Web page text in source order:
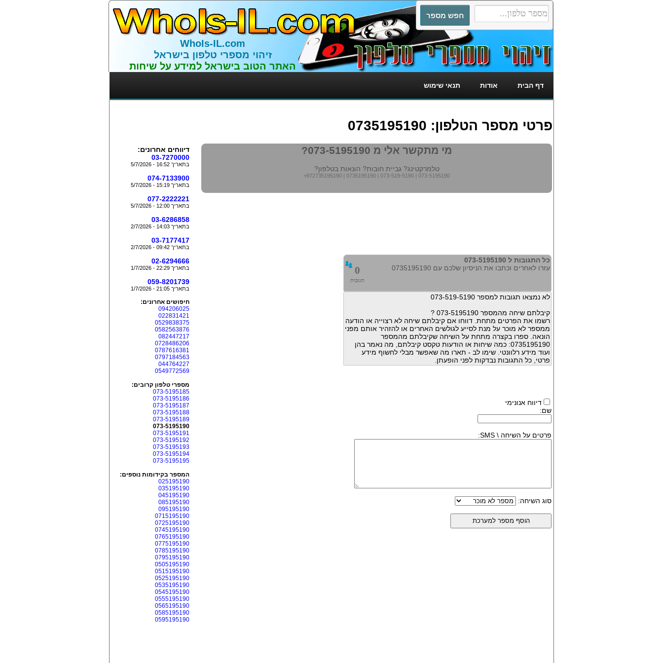
WhoIs-IL.com
זיהוי מספרי טלפון בישראל
האתר הטוב בישראל למידע על שיחות
דף הבית אודות תנאי שימוש
פרטי מספר הטלפון: 0735195190
מי מתקשר אלי מ 073-5195190?
טלמרקטינג? גביית חובות? הונאות בטלפון?
+972735195190 | 0735195190 | 073-519-5190 | 073-5195190
0
תגובות
כל התגובות ל 073-5195190
עזרו לאחרים וכתבו את הניסיון שלכם עם 0735195190
לא נמצאו תגובות למספר 073-519-5190
קיבלתם שיחה מהמספר 073-5195190 ?
רשמו את הפרטים מתחת. דווחו אם קיבלתם שיחה לא רצוייה או הודעה
ממספר לא מוכר על מנת לסייע לגולשים האחרים או להזהיר אותם מפני
הונאה. ספרו בקצרה מתחת על השיחה שקיבלתם מהמספר
0735195190: כמה שיחות או הודעות טקסט קיבלתם, מה נאמר בהן
ועוד מידע רלוונטי. שימו לב - תארו מה שאפשר מבלי לחשוף מידע
פרטי, כל התגובות נבדקות לפני הופעתן.
דיווח אנונימי
שם:
פרטים על השיחה \ SMS:
סוג השיחה:
דיווחים אחרונים:
03-7270000
בתאריך 16:52 - 5/7/2026
074-7133900
בתאריך 15:19 - 5/7/2026
077-2222221
בתאריך 12:00 - 5/7/2026
03-6286858
בתאריך 14:03 - 2/7/2026
03-7177417
בתאריך 09:42 - 2/7/2026
02-6294666
בתאריך 22:29 - 1/7/2026
059-8201739
בתאריך 21:05 - 1/7/2026
חיפושים אחרונים:
094206025
022831421
0529838375
0582563876
082447217
0728486206
0787616381
0797184563
044764227
0549772569
מספרי טלפון קרובים:
073-5195185
073-5195186
073-5195187
073-5195188
073-5195189
073-5195190
073-5195191
073-5195192
073-5195193
073-5195194
073-5195195
המספר בקידומות נוספים:
025195190
035195190
045195190
085195190
095195190
0715195190
0725195190
0745195190
0765195190
0775195190
0785195190
0795195190
0505195190
0515195190
0525195190
0535195190
0545195190
0555195190
0565195190
0585195190
0595195190